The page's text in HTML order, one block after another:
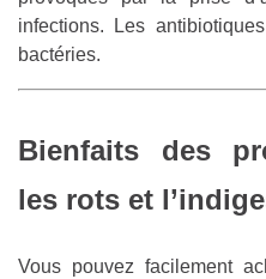
infections. Les
bactéries.
Bienfaits des
les rots et
Vous pouvez facilement